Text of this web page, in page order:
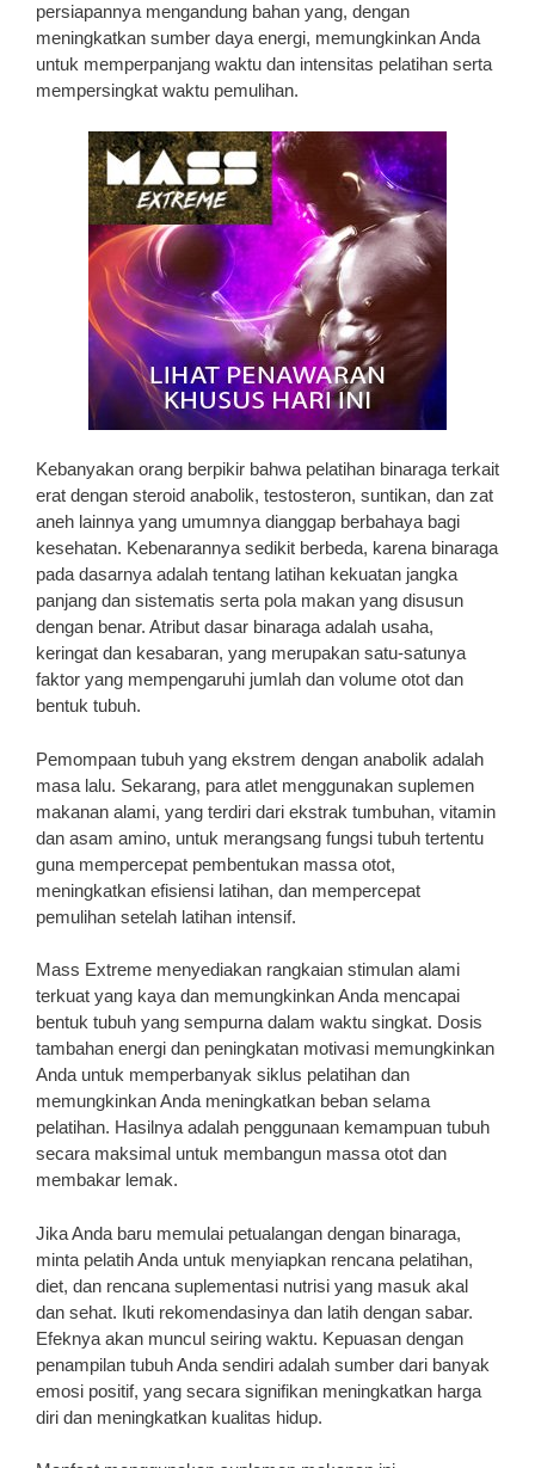
persiapannya mengandung bahan yang, dengan
meningkatkan sumber daya energi, memungkinkan Anda
untuk memperpanjang waktu dan intensitas pelatihan serta
mempersingkat waktu pemulihan.
Kebanyakan orang berpikir bahwa pelatihan binaraga terkait
erat dengan steroid anabolik, testosteron, suntikan, dan zat
aneh lainnya yang umumnya dianggap berbahaya bagi
kesehatan. Kebenarannya sedikit berbeda, karena binaraga
pada dasarnya adalah tentang latihan kekuatan jangka
panjang dan sistematis serta pola makan yang disusun
dengan benar. Atribut dasar binaraga adalah usaha,
keringat dan kesabaran, yang merupakan satu-satunya
faktor yang mempengaruhi jumlah dan volume otot dan
bentuk tubuh.
Pemompaan tubuh yang ekstrem dengan anabolik adalah
masa lalu. Sekarang, para atlet menggunakan suplemen
makanan alami, yang terdiri dari ekstrak tumbuhan, vitamin
dan asam amino, untuk merangsang fungsi tubuh tertentu
guna mempercepat pembentukan massa otot,
meningkatkan efisiensi latihan, dan mempercepat
pemulihan setelah latihan intensif.
Mass Extreme menyediakan rangkaian stimulan alami
terkuat yang kaya dan memungkinkan Anda mencapai
bentuk tubuh yang sempurna dalam waktu singkat. Dosis
tambahan energi dan peningkatan motivasi memungkinkan
Anda untuk memperbanyak siklus pelatihan dan
memungkinkan Anda meningkatkan beban selama
pelatihan. Hasilnya adalah penggunaan kemampuan tubuh
secara maksimal untuk membangun massa otot dan
membakar lemak.
Jika Anda baru memulai petualangan dengan binaraga,
minta pelatih Anda untuk menyiapkan rencana pelatihan,
diet, dan rencana suplementasi nutrisi yang masuk akal
dan sehat. Ikuti rekomendasinya dan latih dengan sabar.
Efeknya akan muncul seiring waktu. Kepuasan dengan
penampilan tubuh Anda sendiri adalah sumber dari banyak
emosi positif, yang secara signifikan meningkatkan harga
diri dan meningkatkan kualitas hidup.